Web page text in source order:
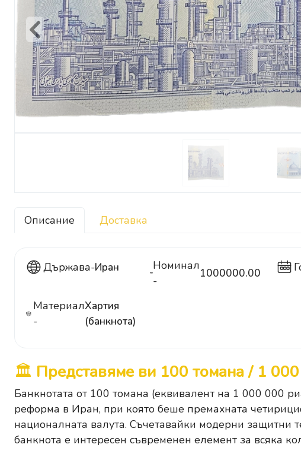
Previous
Описание Доставка
Държава-Иран
Номинал
-
1000000.00
Материал
-
Хартия
(банкнота)
🏛️ Представяме ви 100 томана / 1
Банкнотата от 100 томана (еквивалент на 1 000 000
реформа в Иран, при която беше премахната
националната валута. Съчетавайки модерни защитни
банкнота е интересен съвременен елемент за всяка